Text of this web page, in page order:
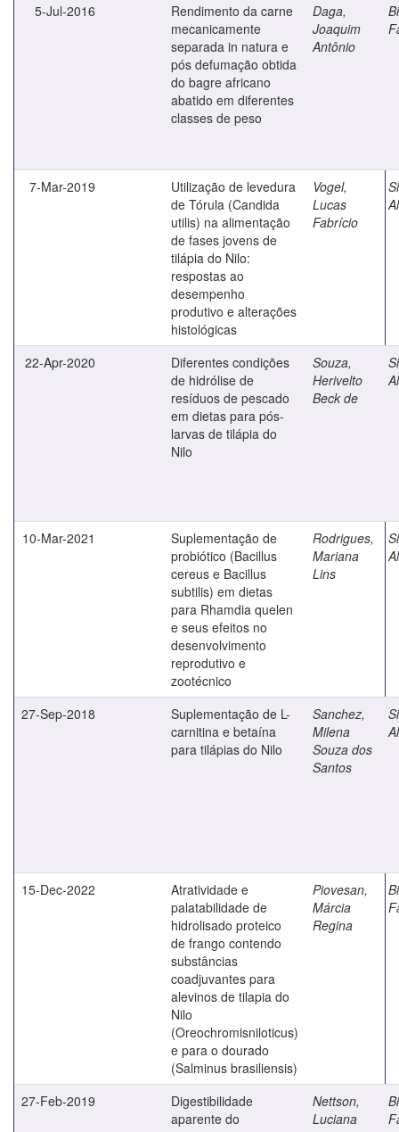
5-Jul-2016
Rendimento da carne
mecanicamente
separada in natura e
pós defumação obtida
do bagre africano
abatido em diferentes
classes de peso
Daga,
Joaquim
Antônio
7-Mar-2019
Utilização de levedura
de Tórula (Candida
utilis) na alimentação
de fases jovens de
tilápia do Nilo:
respostas ao
desempenho
produtivo e alterações
histológicas
Vogel,
Lucas
Fabrício
22-Apr-2020
Diferentes condições
de hidrólise de
resíduos de pescado
em dietas para pós-
larvas de tilápia do
Nilo
Souza,
Herivelto
Beck de
10-Mar-2021
Suplementação de
probiótico (Bacillus
cereus e Bacillus
subtilis) em dietas
para Rhamdia quelen
e seus efeitos no
desenvolvimento
reprodutivo e
zootécnico
Rodrigues,
Mariana
Lins
27-Sep-2018
Suplementação de L-
carnitina e betaína
para tilápias do Nilo
Sanchez,
Milena
Souza dos
Santos
15-Dec-2022
Atratividade e
palatabilidade de
hidrolisado proteico
de frango contendo
substâncias
coadjuvantes para
alevinos de tilapia do
Nilo
(Oreochromisniloticus)
e para o dourado
(Salminus brasiliensis)
Piovesan,
Márcia
Regina
27-Feb-2019
Digestibilidade
aparente do
Nettson,
Luciana